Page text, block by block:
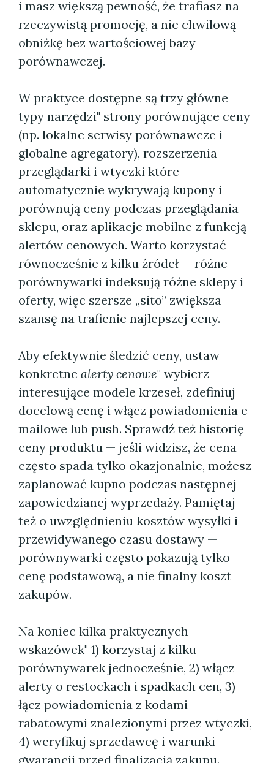
i masz większą pewność, że trafiasz na
rzeczywistą promocję, a nie chwilową
obniżkę bez wartościowej bazy
porównawczej.
W praktyce dostępne są trzy główne
typy narzędzi" strony porównujące ceny
(np. lokalne serwisy porównawcze i
globalne agregatory), rozszerzenia
przeglądarki i wtyczki które
automatycznie wykrywają kupony i
porównują ceny podczas przeglądania
sklepu, oraz aplikacje mobilne z funkcją
alertów cenowych. Warto korzystać
równocześnie z kilku źródeł — różne
porównywarki indeksują różne sklepy i
oferty, więc szersze „sito” zwiększa
szansę na trafienie najlepszej ceny.
Aby efektywnie śledzić ceny, ustaw
konkretne alerty cenowe" wybierz
interesujące modele krzeseł, zdefiniuj
docelową cenę i włącz powiadomienia e-
mailowe lub push. Sprawdź też historię
ceny produktu — jeśli widzisz, że cena
często spada tylko okazjonalnie, możesz
zaplanować kupno podczas następnej
zapowiedzianej wyprzedaży. Pamiętaj
też o uwzględnieniu kosztów wysyłki i
przewidywanego czasu dostawy —
porównywarki często pokazują tylko
cenę podstawową, a nie finalny koszt
zakupów.
Na koniec kilka praktycznych
wskazówek" 1) korzystaj z kilku
porównywarek jednocześnie, 2) włącz
alerty o restockach i spadkach cen, 3)
łącz powiadomienia z kodami
rabatowymi znalezionymi przez wtyczki,
4) weryfikuj sprzedawcę i warunki
gwarancji przed finalizacją zakupu.